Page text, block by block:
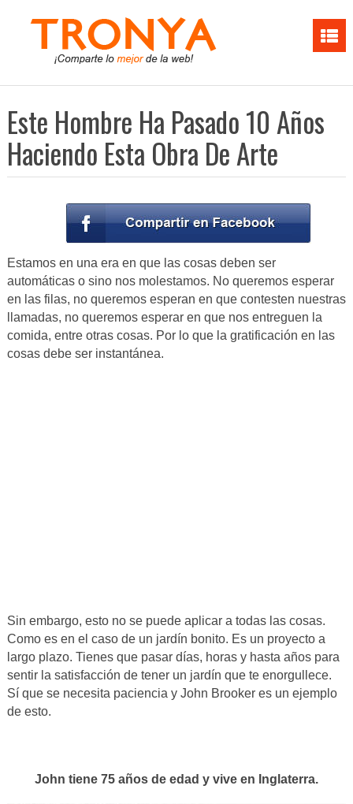
Este Hombre Ha Pasado 10 Años
Haciendo Esta Obra De Arte
Estamos en una era en que las cosas deben ser
automáticas o sino nos molestamos. No queremos esperar
en las filas, no queremos esperan en que contesten nuestras
llamadas, no queremos esperar en que nos entreguen la
comida, entre otras cosas. Por lo que la gratificación en las
cosas debe ser instantánea.
Sin embargo, esto no se puede aplicar a todas las cosas.
Como es en el caso de un jardín bonito. Es un proyecto a
largo plazo. Tienes que pasar días, horas y hasta años para
sentir la satisfacción de tener un jardín que te enorgullece.
Sí que se necesita paciencia y John Brooker es un ejemplo
de esto.
John tiene 75 años de edad y vive en Inglaterra.